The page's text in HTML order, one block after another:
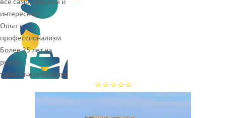
интересное
Опыт и
профессионализм
Более 25 лет на
рынке
туристических услуг